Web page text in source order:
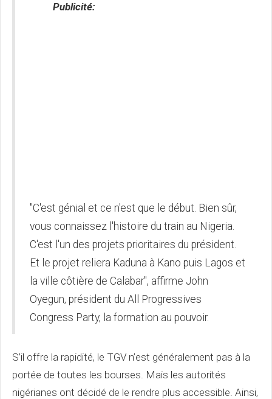
Publicité:
"C'est génial et ce n'est que le début. Bien sûr,
vous connaissez l'histoire du train au Nigeria.
C'est l'un des projets prioritaires du président.
Et le projet reliera Kaduna à Kano puis Lagos et
la ville côtière de Calabar", affirme John
Oyegun, président du All Progressives
Congress Party, la formation au pouvoir.
S’il offre la rapidité, le TGV n’est généralement pas à la
portée de toutes les bourses. Mais les autorités
nigérianes ont décidé de le rendre plus accessible. Ainsi,